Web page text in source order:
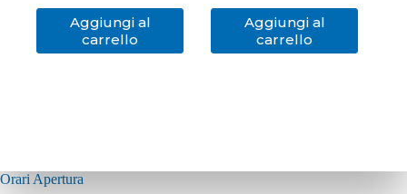
Aggiungi al
carrello
Aggiungi al
carrello
Orari Apertura